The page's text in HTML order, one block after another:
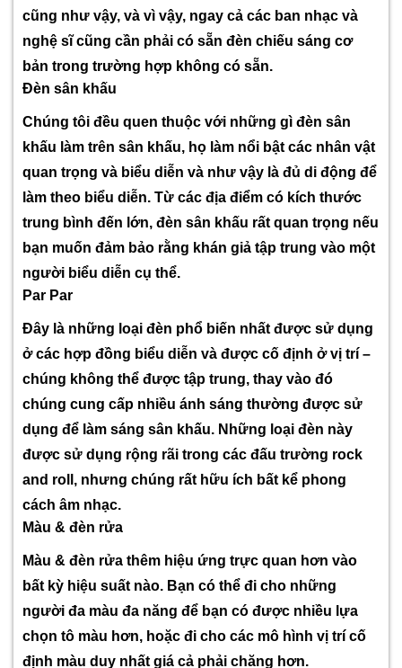
cũng như vậy, và vì vậy, ngay cả các ban nhạc và
nghệ sĩ cũng cần phải có sẵn đèn chiếu sáng cơ
bản trong trường hợp không có sẵn.
Đèn sân khấu
Chúng tôi đều quen thuộc với những gì đèn sân
khấu làm trên sân khấu, họ làm nổi bật các nhân vật
quan trọng và biểu diễn và như vậy là đủ di động để
làm theo biểu diễn. Từ các địa điểm có kích thước
trung bình đến lớn, đèn sân khấu rất quan trọng nếu
bạn muốn đảm bảo rằng khán giả tập trung vào một
người biểu diễn cụ thể.
Par Par
Đây là những loại đèn phổ biến nhất được sử dụng
ở các hợp đồng biểu diễn và được cố định ở vị trí –
chúng không thể được tập trung, thay vào đó
chúng cung cấp nhiều ánh sáng thường được sử
dụng để làm sáng sân khấu. Những loại đèn này
được sử dụng rộng rãi trong các đấu trường rock
and roll, nhưng chúng rất hữu ích bất kể phong
cách âm nhạc.
Màu & đèn rửa
Màu & đèn rửa thêm hiệu ứng trực quan hơn vào
bất kỳ hiệu suất nào. Bạn có thể đi cho những
người đa màu đa năng để bạn có được nhiều lựa
chọn tô màu hơn, hoặc đi cho các mô hình vị trí cố
định màu duy nhất giá cả phải chăng hơn.